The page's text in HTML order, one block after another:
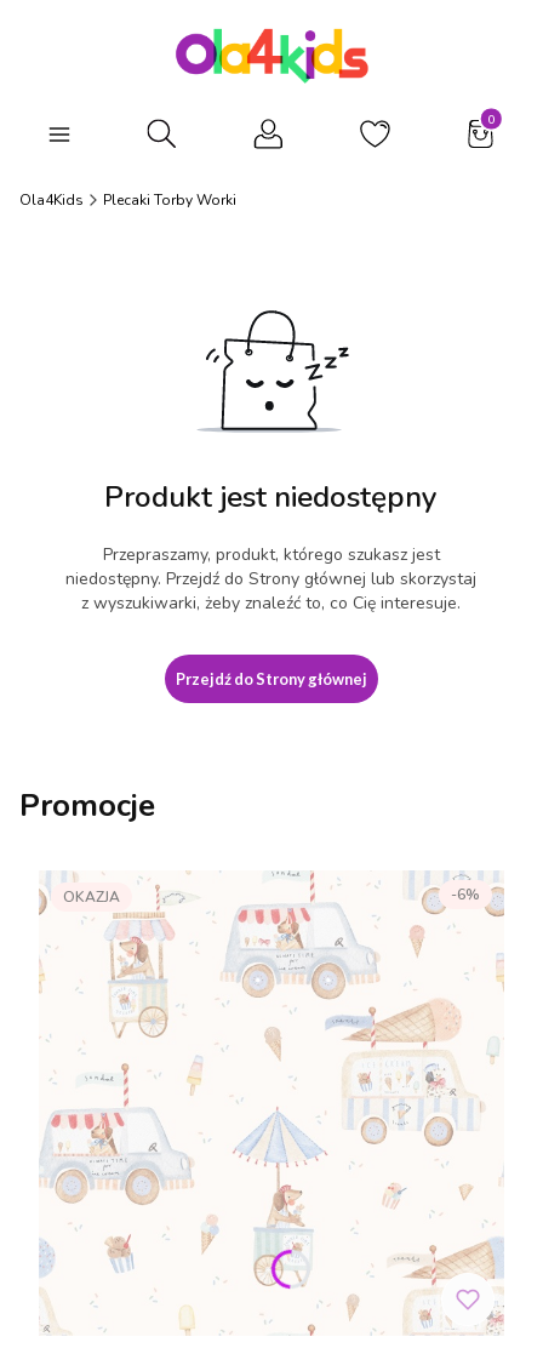
Otwórz wyszukiwarkę
Ola4Kids Plecaki Torby Worki
Produkt jest niedostępny
Przepraszamy, produkt, którego szukasz jest
niedostępny. Przejdź do Strony głównej lub skorzystaj
z wyszukiwarki, żeby znaleźć to, co Cię interesuje.
Przejdź do Strony głównej
Promocje
OKAZJA -6%